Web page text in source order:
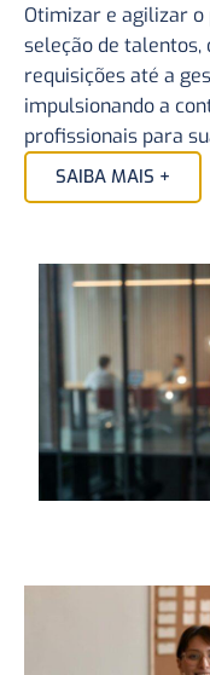
Otimizar e agilizar
seleção de talentos,
requisições até a
impulsionando a
profissionais para
SAIBA MAIS +